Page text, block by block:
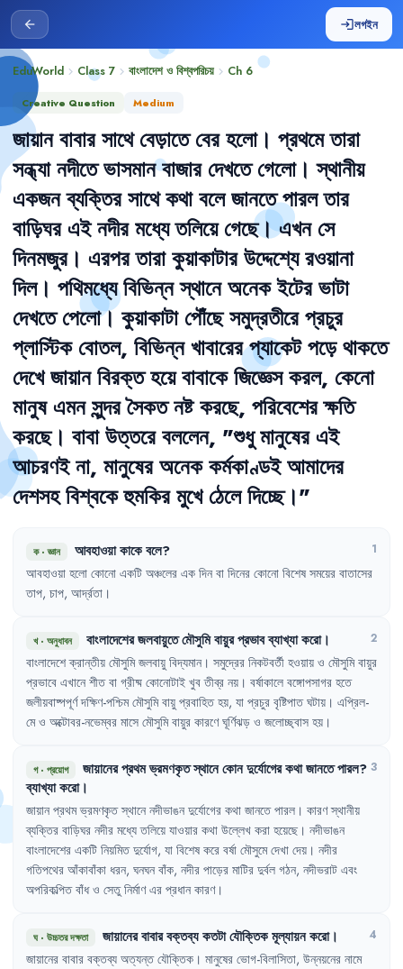
arrow_back loginলগইন
EduWorld chevron_right Class 7 chevron_right বাংলাদেশ ও বিশ্বপরিচয় chevron_right Ch 6
Creative Question Medium
জায়ান বাবার সাথে বেড়াতে বের হলো। প্রথমে তারা
সন্ধ্যা নদীতে ভাসমান বাজার দেখতে গেলো। স্থানীয়
একজন ব্যক্তির সাথে কথা বলে জানতে পারল তার
বাড়িঘর এই নদীর মধ্যে তলিয়ে গেছে। এখন সে
দিনমজুর। এরপর তারা কুয়াকাটার উদ্দেশ্যে রওয়ানা
দিল। পথিমধ্যে বিভিন্ন স্থানে অনেক ইটের ভাটা
দেখতে পেলো। কুয়াকাটা পৌঁছে সমুদ্রতীরে প্রচুর
প্লাস্টিক বোতল, বিভিন্ন খাবারের প্যাকেট পড়ে থাকতে
দেখে জায়ান বিরক্ত হয়ে বাবাকে জিজ্ঞেস করল, কেনো
মানুষ এমন সুন্দর সৈকত নষ্ট করছে, পরিবেশের ক্ষতি
করছে। বাবা উত্তরে বললেন, "শুধু মানুষের এই
আচরণই না, মানুষের অনেক কর্মকাণ্ডই আমাদের
দেশসহ বিশ্বকে হুমকির মুখে ঠেলে দিচ্ছে।"
ক·জ্ঞান আবহাওয়াকাকেবলে? 1
আবহাওয়া হলো কোনো একটি অঞ্চলের এক দিন বা দিনের কোনো বিশেষ সময়ের বাতাসের
তাপ, চাপ, আর্দ্রতা ।
খ· অনুধাবন বাংলাদেশেরজলবায়ুতেমৌসুমিবায়ুরপ্রভাবব্যাখ্যাকরো। 2
বাংলাদেশে ক্রান্তীয় মৌসুমি জলবায়ু বিদ্যমান। সমুদ্রের নিকটবর্তী হওয়ায় ও মৌসুমি বায়ুর
প্রভাবে এখানে শীত বা গ্রীষ্ম কোনোটাই খুব তীব্র নয় । বর্ষাকালে বঙ্গোপসাগর হতে
জলীয়বাষ্পপূর্ণ দক্ষিণ-পশ্চিম মৌসুমি বায়ু প্রবাহিত হয়, যা প্রচুর বৃষ্টিপাত ঘটায় । এপ্রিল-
মে ও অক্টোবর-নভেম্বর মাসে মৌসুমি বায়ুর কারণে ঘূর্ণিঝড় ও জলোচ্ছ্বাস হয় ।
গ· প্রয়োগ জায়ানেরপ্রথমভ্রমণকৃতস্থানেকোনদুর্যোগেরকথাজানতেপারল?
ব্যাখ্যাকরো।
3
জায়ান প্রথম ভ্রমণকৃত স্থানে নদীভাঙন দুর্যোগের কথা জানতে পারল । কারণ স্থানীয়
ব্যক্তির বাড়িঘর নদীর মধ্যে তলিয়ে যাওয়ার কথা উল্লেখ করা হয়েছে । নদীভাঙন
বাংলাদেশের একটি নিয়মিত দুর্যোগ, যা বিশেষ করে বর্ষা মৌসুমে দেখা দেয় । নদীর
গতিপথের আঁকাবাঁকা ধরন, ঘনঘন বাঁক, নদীর পাড়ের মাটির দুর্বল গঠন, নদীভরাট এবং
অপরিকল্পিত বাঁধ ও সেতু নির্মাণ এর প্রধান কারণ।
ঘ· উচ্চতর দক্ষতা জায়ানেরবাবারবক্তব্যকতটাযৌক্তিকমূল্যায়নকরো। 4
জায়ানের বাবার বক্তব্য অত্যন্ত যৌক্তিক । মানুষের ভোগ-বিলাসিতা, উন্নয়নের নামে